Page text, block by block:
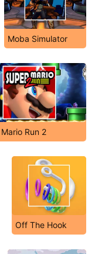
Moba Simulator
Run 2
Off The Hook